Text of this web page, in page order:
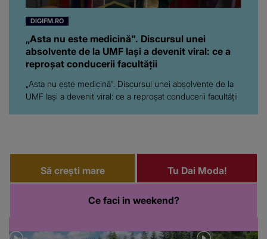
DIGIFM.RO
„Asta nu este medicină". Discursul unei
absolvente de la UMF Iași a devenit viral: ce a
reproșat conducerii facultății
„Asta nu este medicină". Discursul unei absolvente de la
UMF Iași a devenit viral: ce a reproșat conducerii facultății
Să crești mare Tu Dai Moda!
Ce faci in weekend?